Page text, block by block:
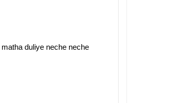
duliye neche neche